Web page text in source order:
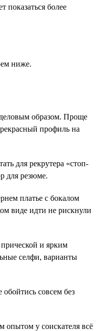
показаться более
ниже.
образом. Проще
профиль на
для рекрутера «стоп-
для резюме.
платье с бокалом
виде идти не рискнули
прической и ярким
селфи, варианты
совсем без
опытом у соискателя всё